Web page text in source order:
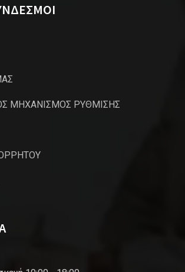
ΜΗΧΑΝΙΣΜΟΣ ΡΥΘΜΙΣΗΣ